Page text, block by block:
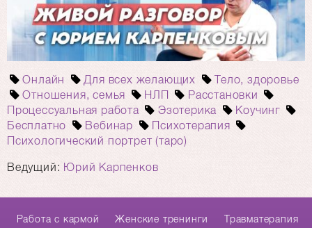
Онлайн Для всех желающих
Тело, здоровье
Отношения, семья
НЛП
Расстановки
Процессуальная работа
Эзотерика
Коучинг
Бесплатно
Вебинар
Психотерапия
Психологический портрет (таро)
Ведущий: Юрий Карпенков
Работа с кармой Женские тренинги
Травматерапия